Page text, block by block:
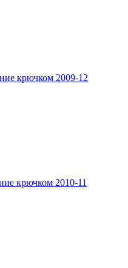
крючком 2009-12
крючком 2010-11